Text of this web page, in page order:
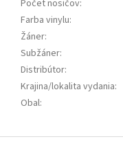
Počet nosičov:
Farba vinylu:
Žáner:
Subžáner:
Distribútor:
Krajina/lokalita vydania:
Obal: